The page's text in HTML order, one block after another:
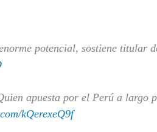
potencial, sostiene titular
apuesta por el Perú a largo
kQerexeQ9f